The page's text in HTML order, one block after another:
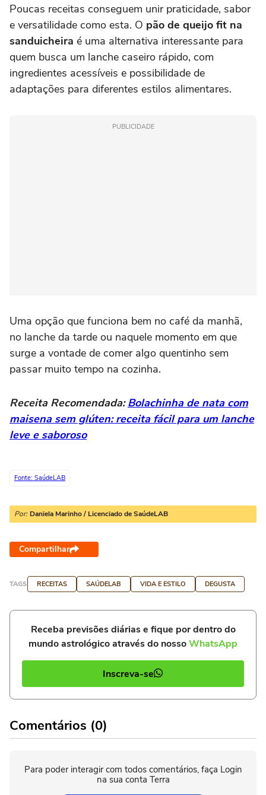
Poucas receitas conseguem unir praticidade, sabor
e versatilidade como esta. O pão de queijo fit na
sanduicheira é uma alternativa interessante para
quem busca um lanche caseiro rápido, com
ingredientes acessíveis e possibilidade de
adaptações para diferentes estilos alimentares.
PUBLICIDADE
Uma opção que funciona bem no café da manhã,
no lanche da tarde ou naquele momento em que
surge a vontade de comer algo quentinho sem
passar muito tempo na cozinha.
Receita Recomendada:Bolachinha de nata com
maisena sem glúten: receita fácil para um lanche
leve e saboroso
Fonte: SaúdeLAB
Por: Daniela Marinho / Licenciado de SaúdeLAB
Compartilhar
TAGS RECEITAS SAÚDELAB VIDA E ESTILO DEGUSTA
Receba previsões diárias e fique por dentro do
mundo astrológico através do nossoWhatsApp
Inscreva-se
Comentários (0)
Para poder interagir com todos comentários, faça Login
na sua conta Terra